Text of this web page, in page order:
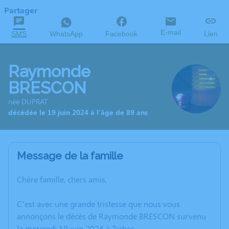
Partager
SMS WhatsApp Facebook E-mail Lien
Raymonde
BRESCON
née DUPRAT
décédée le 19 juin 2024 à l'âge de 89 ans
Message de la famille
Chère famille, chers amis,
C’est avec une grande tristesse que nous vous
annonçons le décès de Raymonde BRESCON survenu